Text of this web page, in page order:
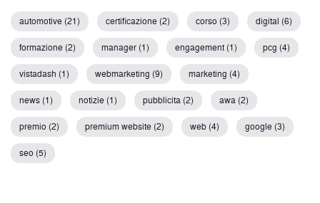
automotive (21) certificazione (2) corso (3) digital (6)
formazione (2) manager (1) engagement (1) pcg (4)
vistadash (1) webmarketing (9) marketing (4)
news (1) notizie (1) pubblicita (2) awa (2)
premio (2) premium website (2) web (4) google (3)
seo (5)